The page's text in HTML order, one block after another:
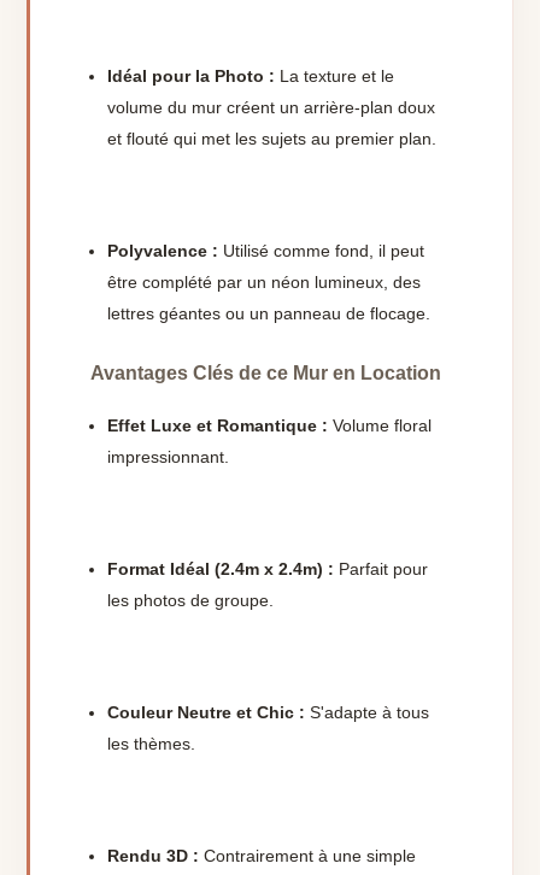
Idéal pour la Photo : La texture et le
volume du mur créent un arrière-plan doux
et flouté qui met les sujets au premier plan.
Polyvalence : Utilisé comme fond, il peut
être complété par un néon lumineux, des
lettres géantes ou un panneau de flocage.
Avantages Clés de ce Mur en Location
Effet Luxe et Romantique : Volume floral
impressionnant.
Format Idéal (2.4m x 2.4m) : Parfait pour
les photos de groupe.
Couleur Neutre et Chic : S'adapte à tous
les thèmes.
Rendu 3D : Contrairement à une simple